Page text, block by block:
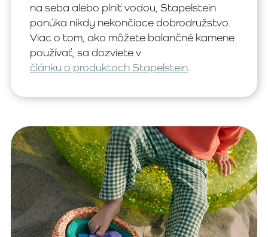
na seba alebo plniť vodou, Stapelstein
ponúka nikdy nekončiace dobrodružstvo.
Viac o tom, ako môžete balančné kamene
používať, sa dozviete v
článku o produktoch Stapelstein.